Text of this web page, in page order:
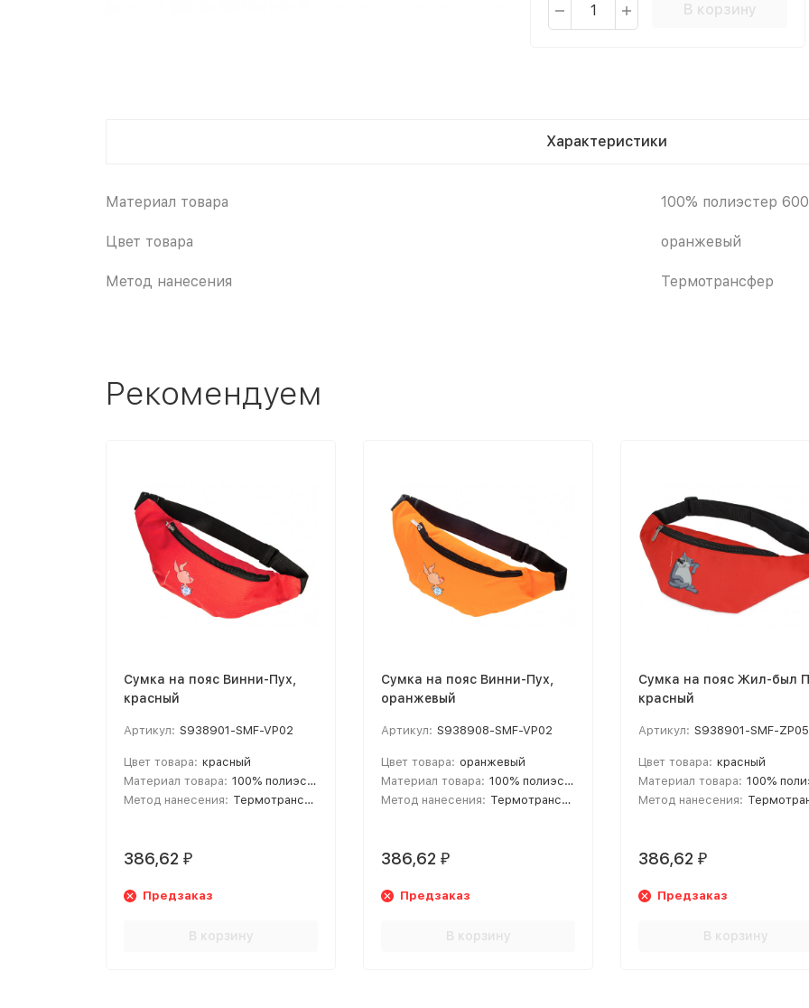
В корзину
Характеристики
Материал товара 100% полиэстер
Цвет товара оранжевый
Метод нанесения Термотрансфер
Рекомендуем
Сумка на пояс Винни-Пух,
красный
Артикул: S938901-SMF-VP02
Цвет товара: красный
Материал товара: 100% полиэстер 600D
Метод нанесения: Термотрансфер
386,62 ₽
Предзаказ
В корзину
Сумка на пояс Винни-Пух,
оранжевый
Артикул: S938908-SMF-VP02
Цвет товара: оранжевый
Материал товара: 100% полиэстер 600D
Метод нанесения: Термотрансфер
386,62 ₽
Предзаказ
В корзину
Сумка на пояс Жил-был
красный
Артикул: S938901-SMF-ZP05
Цвет товара: красный
Материал товара: 100% полиэстер
Метод нанесения:
386,62 ₽
Предзаказ
В корзину